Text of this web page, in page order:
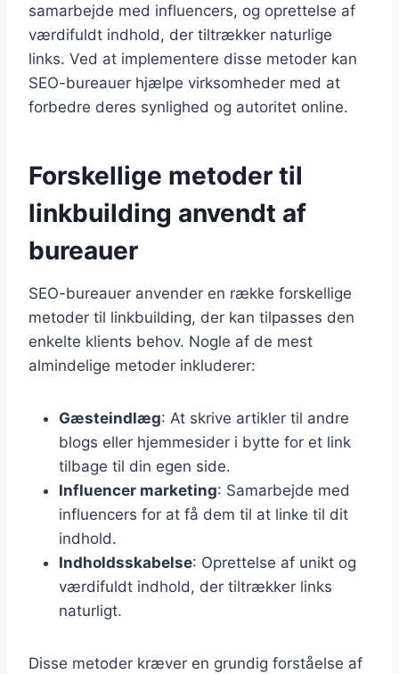
samarbejde med influencers, og oprettelse af
værdifuldt indhold, der tiltrækker naturlige
links. Ved at implementere disse metoder kan
SEO-bureauer hjælpe virksomheder med at
forbedre deres synlighed og autoritet online.
Forskellige metoder til
linkbuilding anvendt af
bureauer
SEO-bureauer anvender en række forskellige
metoder til linkbuilding, der kan tilpasses den
enkelte klients behov. Nogle af de mest
almindelige metoder inkluderer:
Gæsteindlæg: At skrive artikler til andre
blogs eller hjemmesider i bytte for et link
tilbage til din egen side.
Influencer marketing: Samarbejde med
influencers for at få dem til at linke til dit
indhold.
Indholdsskabelse: Oprettelse af unikt og
værdifuldt indhold, der tiltrækker links
naturligt.
Disse metoder kræver en grundig forståelse af